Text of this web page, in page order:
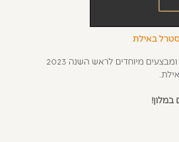
באילת
מיוחדים לראש השנה 2023